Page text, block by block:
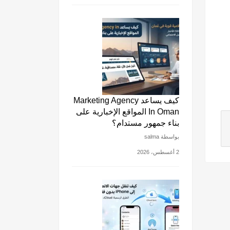
كيف يساعد Marketing Agency
In Oman المواقع الإخبارية على
بناء جمهور مستدام؟
بواسطة salma
2 أغسطس، 2026